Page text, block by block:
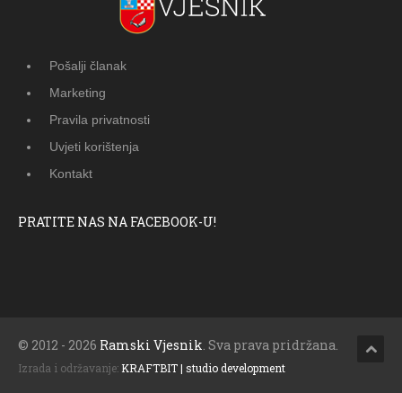
Pošalji članak
Marketing
Pravila privatnosti
Uvjeti korištenja
Kontakt
PRATITE NAS NA FACEBOOK-U!
© 2012 - 2026 Ramski Vjesnik . Sva prava pridržana.
Izrada i održavanje: KRAFTBIT | studio development